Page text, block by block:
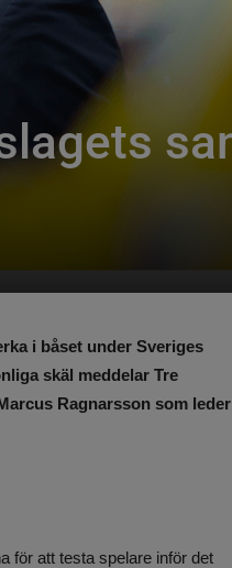
i båset under Sveriges
skäl meddelar Tre
Ragnarsson som leder
för att testa spelare inför det